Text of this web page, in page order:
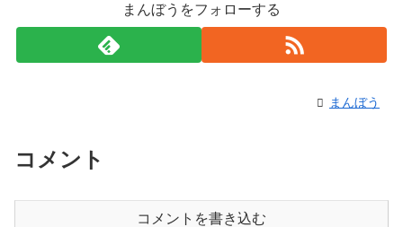
まんぼうをフォローする
まんぼう
コメント
コメントを書き込む